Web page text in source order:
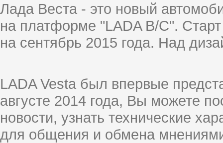
Лада Веста - это новый
на платформе "LADA B/C".
на сентябрь 2015 года. Над
LADA Vesta был впервые
августе 2014 года, Вы можете
новости, узнать технические
для общения и обмена